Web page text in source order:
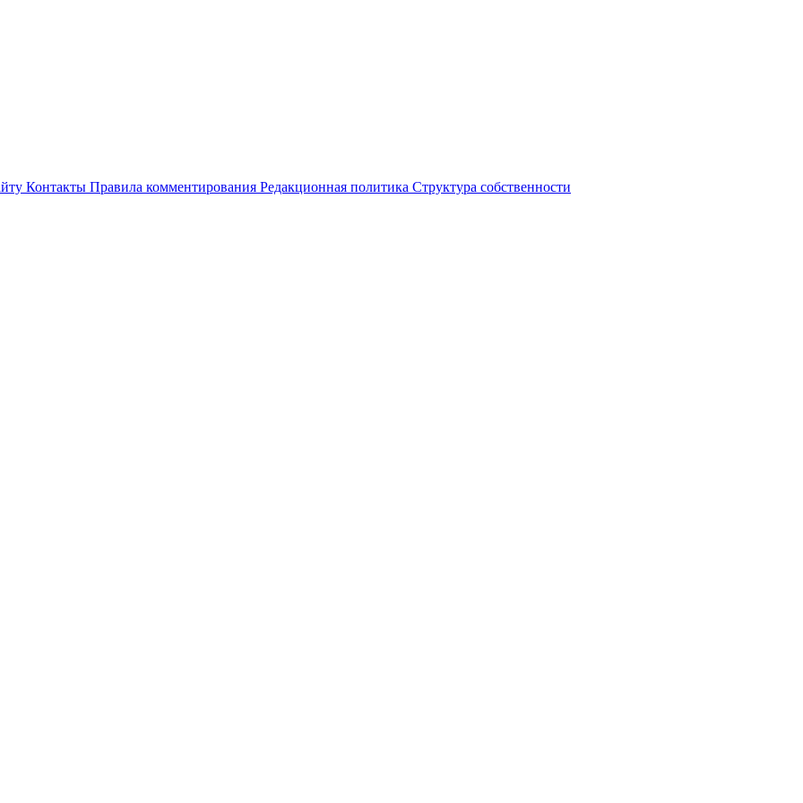
Контакты Правила комментирования Редакционная политика Структура собственности